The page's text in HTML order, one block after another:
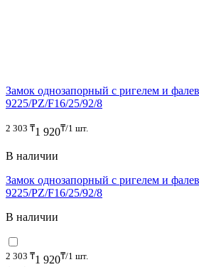
Замок однозапорный с ригелем и
9225/PZ/F16/25/92/8
2 303 ₸1 920₸/1 шт.
В наличии
Замок однозапорный с ригелем и
9225/PZ/F16/25/92/8
В наличии
2 303 ₸1 920₸/1 шт.